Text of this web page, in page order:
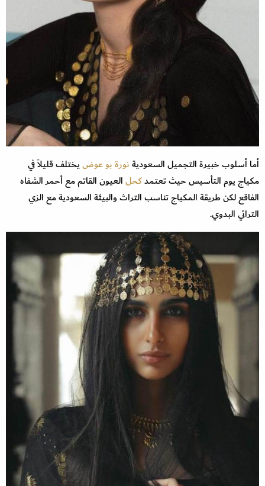
أما أسلوب خبيرة التجميل السعوديةنورة بو عوضيختلف قليلاً في
مكياج يوم التأسيس حيث تعتمدكحلالعيون القاتم مع أحمر الشفاه
الفاقع لكن طريقة المكياج تناسب التراث والبيئة السعودية مع الزي
الترائي البدوي.